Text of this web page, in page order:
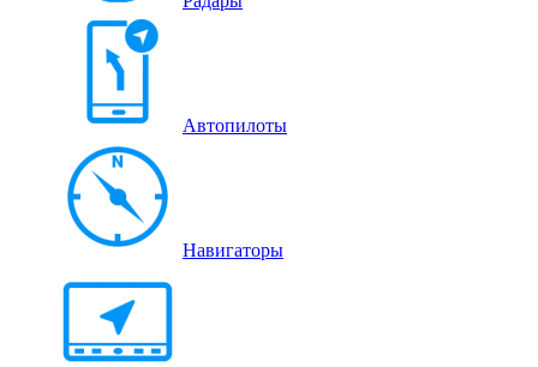
Автопилоты
Навигаторы